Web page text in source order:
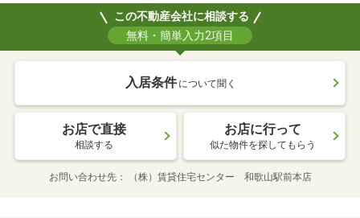
この不動産会社に相談する
無料・簡単入力2項目
入居条件 について聞く
お店で直接
相談する
お店に行って
似た物件を探してもらう
お問い合わせ先 （株）賃貸住宅センター 和歌山駅前本店